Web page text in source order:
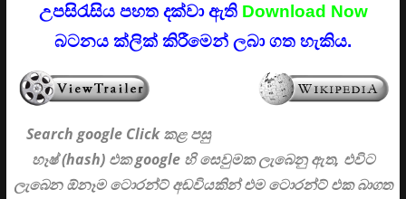
උපසිරැසිය පහත දක්වා ඇති Download Now
බටනය ක්ලික් කිරීමෙන් ලබා ගත හැකිය.
Search google Clickකළ පසු
හෑෂ් (hash) එක google හි සෙවුමක ලැබෙනු ඇත, එවිට
ලැබෙන ඕනෑම ටොරන්ට් අඩවියකින් එම ටොරන්ට් එක බාගත